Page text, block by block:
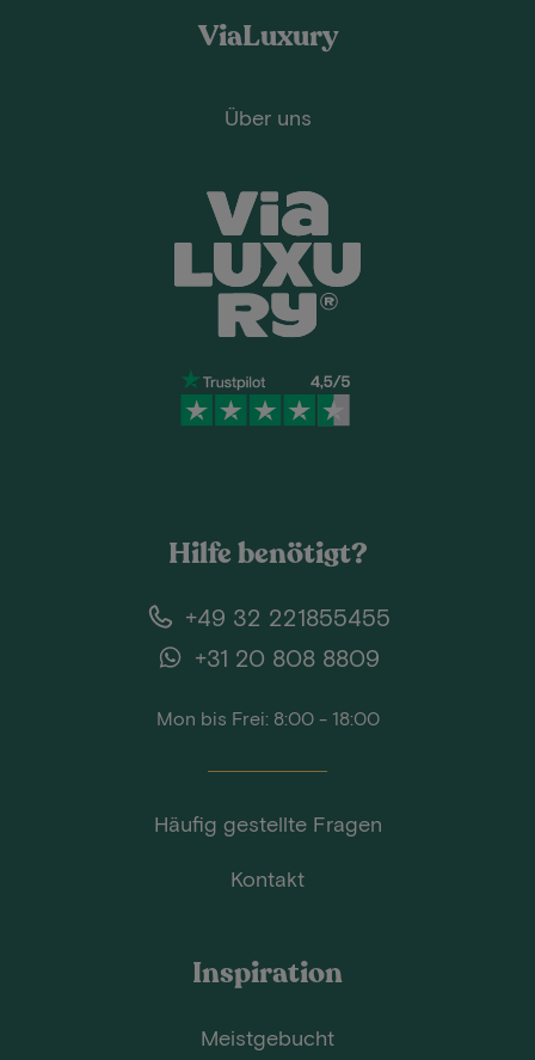
ViaLuxury
Über uns
Hilfe benötigt?
+49 32 221855455
+31 20 808 8809
Mon bis Frei: 8:00 - 18:00
Häufig gestellte Fragen
Kontakt
Inspiration
Meistgebucht